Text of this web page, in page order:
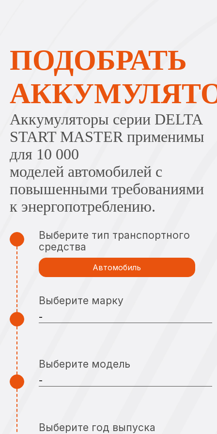
ПОДОБРАТЬ
Аккумуляторы серии DELTA
START MASTER применимы
для 10 000
моделей автомобилей с
повышенными требованиями
к энергопотреблению.
Выберите тип транспортного
средства
Автомобиль
Выберите марку
Выберите модель
Выберите год выпуска